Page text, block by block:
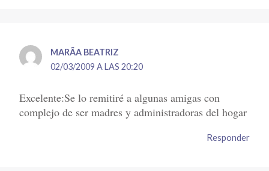
MARÃ­A BEATRIZ
02/03/2009 A LAS 20:20
Excelente:Se lo remitiré a algunas amigas con
complejo de ser madres y administradoras del hogar
Responder